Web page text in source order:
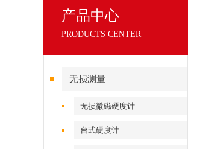
产品中心
PRODUCTS CENTER
无损测量
无损微磁硬度计
台式硬度计